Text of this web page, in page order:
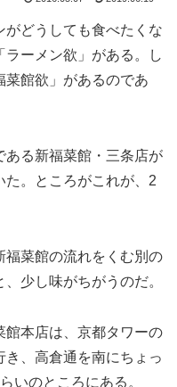
がどうしても食べたくな
ーメン欲」がある。し
菜館欲」があるのであ
ある新福菜館・三条店が
た。ところがこれが、2
福菜館の流れをくむ別の
少し味がちがうのだ。
館本店は、京都タワーの
、高倉通を南にちょっ
いのところにある。